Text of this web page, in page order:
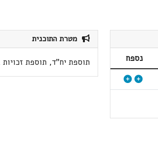
נספח
מטרת התוכנית
תוספת יח"ד, תוספת זכויות